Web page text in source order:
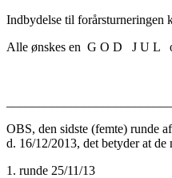
Indbydelse til forårsturneringen
Alle ønskes en G O D J U
OBS, den sidste (femte) runde
d. 16/12/2013, det betyder at de
1. runde 25/11/13